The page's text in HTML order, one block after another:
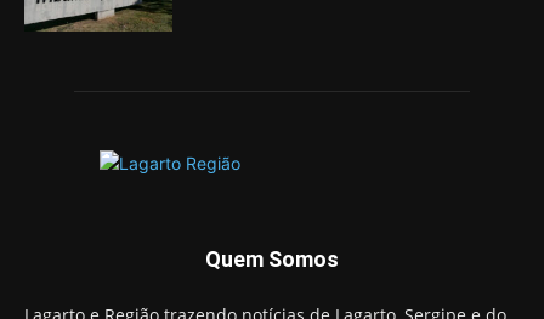
Quem Somos
Lagarto e Região trazendo notícias de Lagarto, Sergipe e do